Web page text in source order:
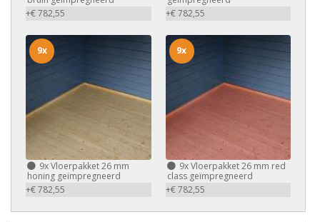
+€ 782,55
+€ 782,55
9xVloerpakket 26 mm
honing geïmpregneerd
+€ 782,55
9x
9xVloerpakket 26 mm red
class geïmpregneerd
+€ 782,55
9x